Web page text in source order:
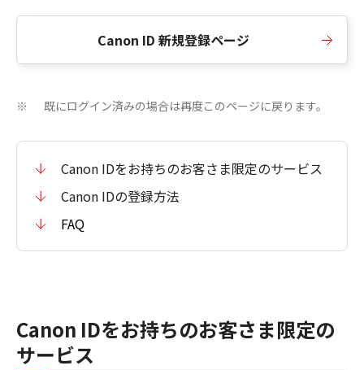
Canon ID 新規登録ページ
※ 既にログイン済みの場合は再度このページに戻ります。
Canon IDをお持ちのお客さま限定のサービス
Canon IDの登録方法
FAQ
Canon IDをお持ちのお客さま限定の
サービス